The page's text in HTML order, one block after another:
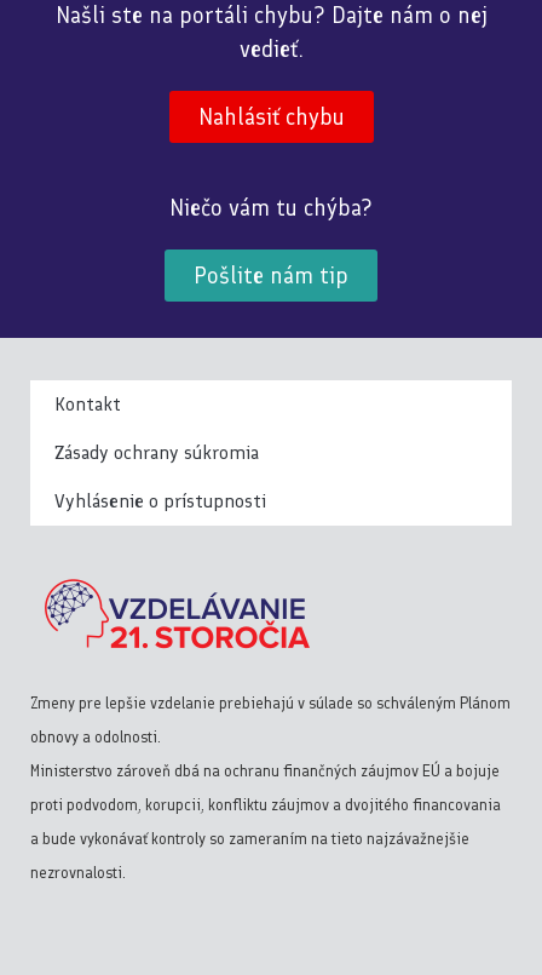
Našli ste na portáli chybu? Dajte nám o nej
vedieť.
Nahlásiť chybu
Niečo vám tu chýba?
Pošlite nám tip
Kontakt
Zásady ochrany súkromia
Vyhlásenie o prístupnosti
Zmeny pre lepšie vzdelanie prebiehajú v súlade so schváleným Plánom
obnovy a odolnosti.
Ministerstvo zároveň dbá na ochranu finančných záujmov EÚ a bojuje
proti podvodom, korupcii, konfliktu záujmov a dvojitého financovania
a bude vykonávať kontroly so zameraním na tieto najzávažnejšie
nezrovnalosti.